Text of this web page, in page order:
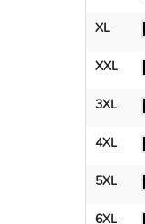
XL
XXL
3XL
4XL
5XL
6XL